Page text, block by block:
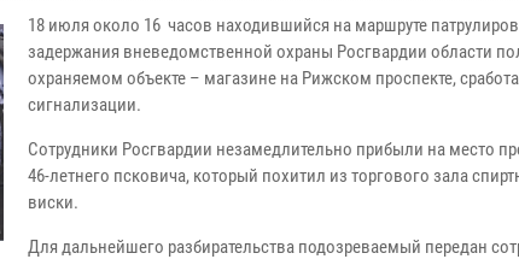
18 июля около 16 часов находившийся на маршруте
задержания вневедомственной охраны Росгвардии области
охраняемом объекте – магазине на Рижском проспекте,
сигнализации.
Сотрудники Росгвардии незамедлительно прибыли на место
46-летнего псковича, который похитил из торгового зала
виски.
Для дальнейшего разбирательства подозреваемый передан